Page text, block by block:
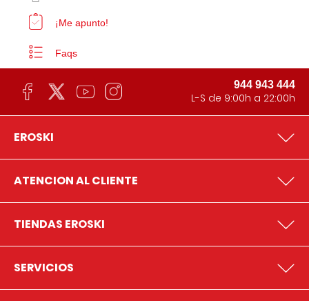
¡Me apunto!
Faqs
944 943 444
L-S de 9:00h a 22:00h
EROSKI
ATENCION AL CLIENTE
TIENDAS EROSKI
SERVICIOS